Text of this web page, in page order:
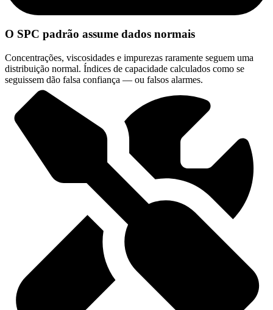
O SPC padrão assume dados normais
Concentrações, viscosidades e impurezas raramente seguem uma
distribuição normal. Índices de capacidade calculados como se
seguissem dão falsa confiança — ou falsos alarmes.